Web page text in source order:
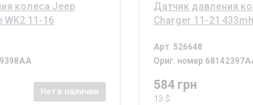
колеса Jeep
WK2 11-16
Нет в наличии
Датчик давления
Charger 11-21
Арт. 526648
Ориг. номер
584 грн
13 $